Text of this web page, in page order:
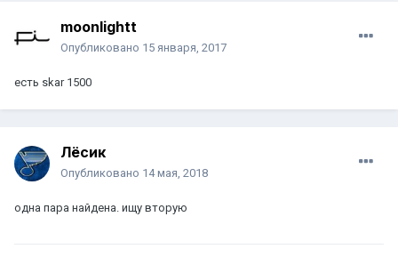
moonlightt
Опубликовано 15 января, 2017
есть skar 1500
Лёсик
Опубликовано 14 мая, 2018
одна пара найдена. ищу вторую